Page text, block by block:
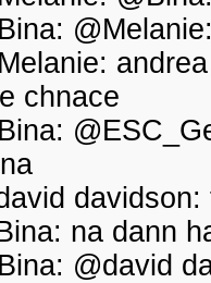
chnace
na dann
@david